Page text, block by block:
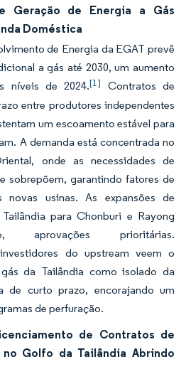
Geração de Energia a Gás
Doméstica
de Energia da EGAT prevê
a gás até 2030, um aumento
níveis de 2024.[1]
Contratos de
entre produtores independentes
um escoamento estável para
A demanda está concentrada no
onde as necessidades de
sobrepõem, garantindo fatores de
usinas. As expansões de
para Chonburi e Rayong
aprovações prioritárias.
do upstream veem o
da Tailândia como isolado da
de curto prazo, encorajando um
de perfuração.
de Contratos de
Golfo da Tailândia Abrindo